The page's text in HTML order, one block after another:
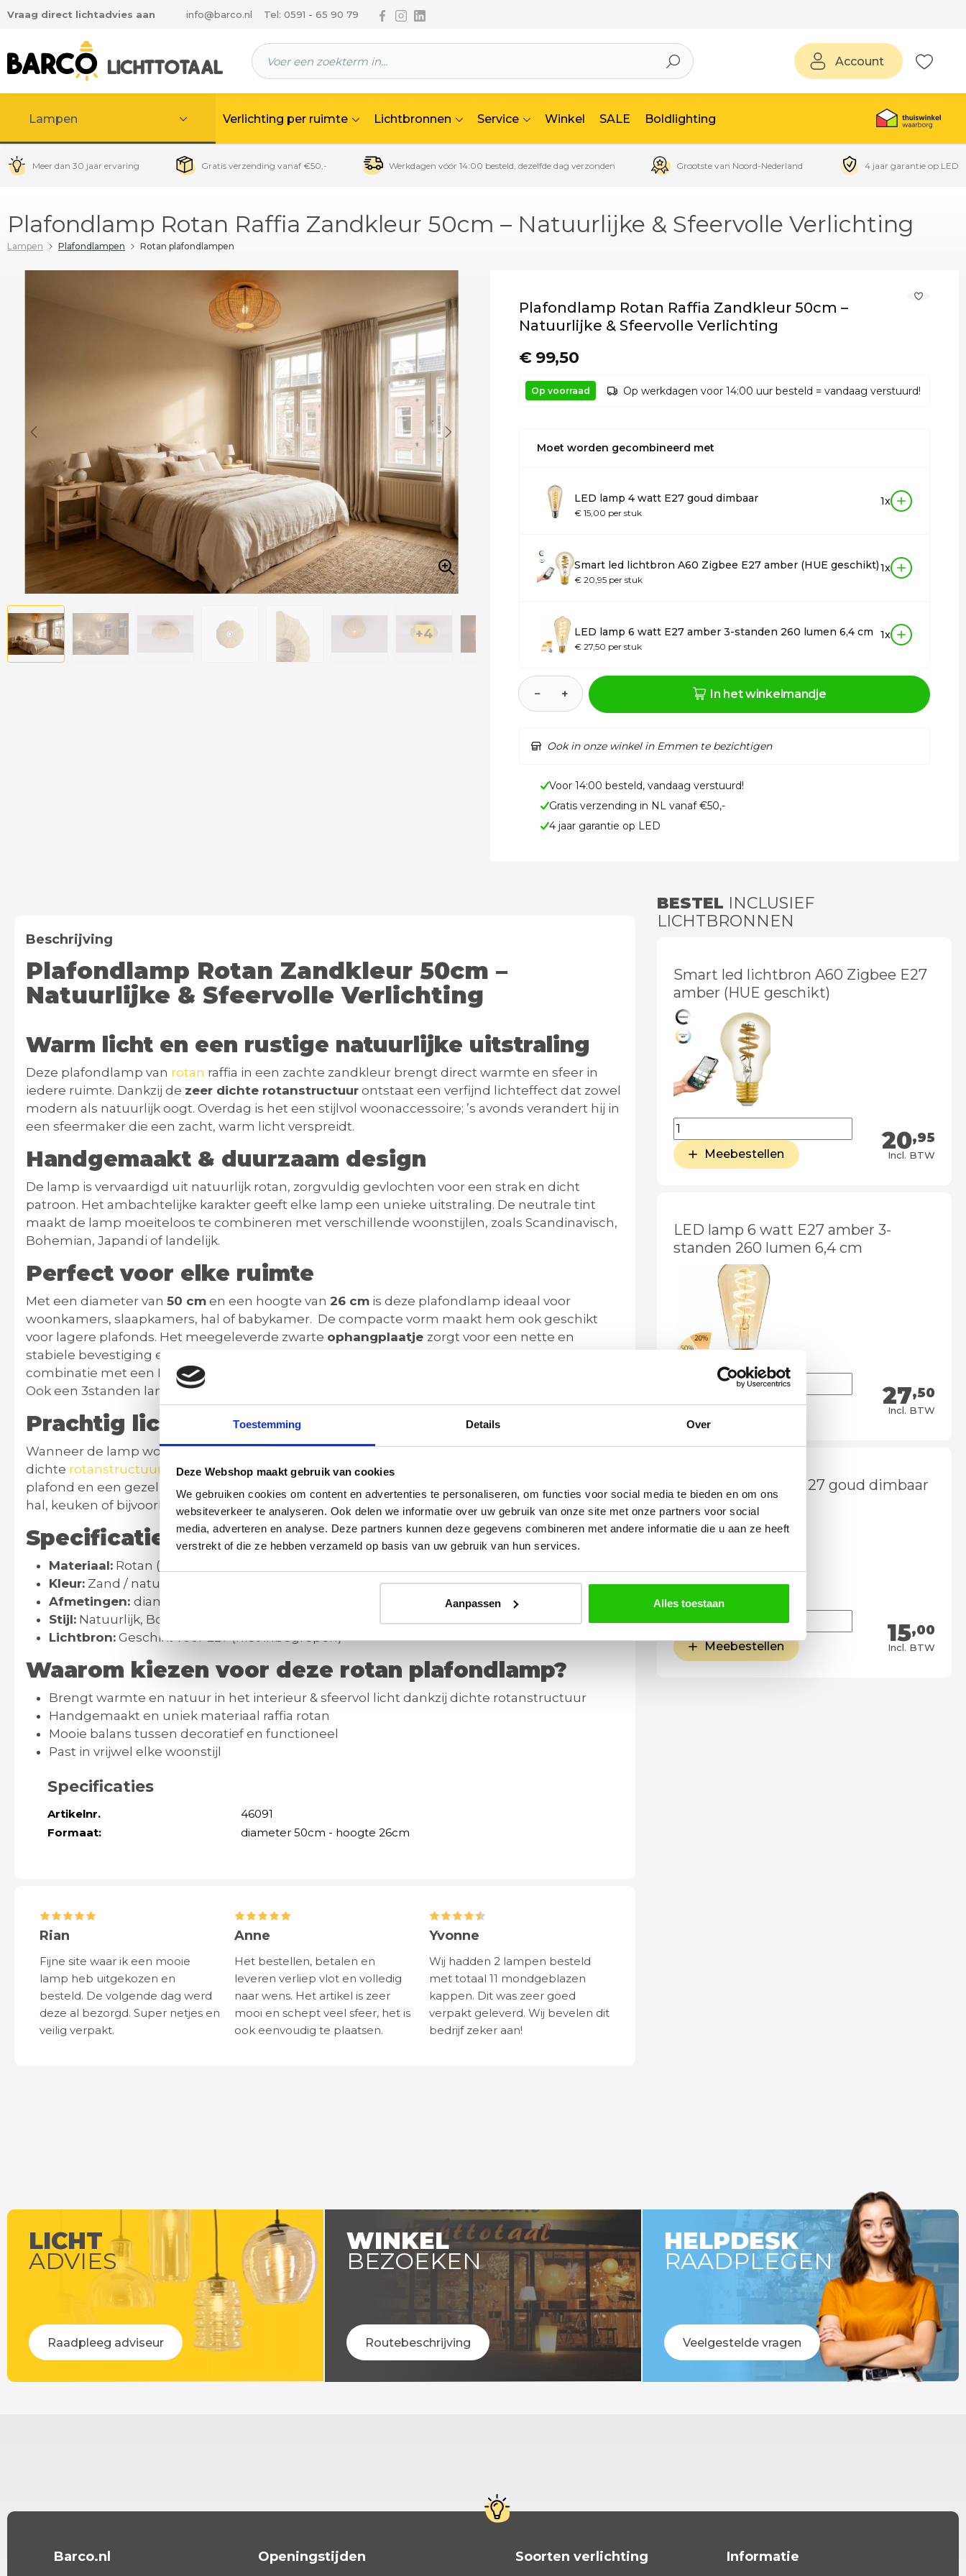
Toestemming Details Over
Deze Webshop maakt gebruik van cookies
We gebruiken cookies om content en advertenties te personaliseren, om functies voor social media te bieden en om ons
websiteverkeer te analyseren. Ook delen we informatie over uw gebruik van onze site met onze partners voor social
media, adverteren en analyse. Deze partners kunnen deze gegevens combineren met andere informatie die u aan ze heeft
verstrekt of die ze hebben verzameld op basis van uw gebruik van hun services.
Aanpassen Alles toestaan
hoofdinhoud
Vraag direct lichtadvies aan info@barco.nl Tel: 0591 - 65 90 79 Volg ons via Facebook
Volg ons via Instagram
Volg ons via Linkedin
Account
Lampen Verlichting per ruimte Lichtbronnen Service Winkel SALE Boldlighting
Meer dan 30 jaar ervaring Gratis verzending vanaf €50,- Werkdagen vóór 14:00 besteld, dezelfde dag verzonden Grootste van Noord-Nederland 4 jaar garantie op LED
Plafondlamp Rotan Raffia Zandkleur 50cm – Natuurlijke & Sfeervolle Verlichting
Lampen Plafondlampen Rotan plafondlampen
Plafondlamp Rotan Raffia Zandkleur 50cm –
Natuurlijke & Sfeervolle Verlichting
€ 99,50
Op voorraad Op werkdagen voor 14:00 uur besteld = vandaag verstuurd!
Moet worden gecombineerd met
LED lamp 4 watt E27 goud dimbaar
€ 15,00 per stuk
1x
Smart led lichtbron A60 Zigbee E27 amber (HUE geschikt)
€ 20,95 per stuk
1x
LED lamp 6 watt E27 amber 3-standen 260 lumen 6,4 cm
€ 27,50 per stuk
1x
− + In het winkelmandje
Ook in onze winkel in Emmen te bezichtigen
Voor 14:00 besteld, vandaag verstuurd!
Gratis verzending in NL vanaf €50,-
4 jaar garantie op LED
Beschrijving
Plafondlamp Rotan Zandkleur 50cm –
Natuurlijke & Sfeervolle Verlichting
Warm licht en een rustige natuurlijke uitstraling
Deze plafondlamp van rotan raffia in een zachte zandkleur brengt direct warmte en sfeer in
iedere ruimte. Dankzij de zeer dichte rotanstructuur ontstaat een verfijnd lichteffect dat zowel
modern als natuurlijk oogt. Overdag is het een stijlvol woonaccessoire; ’s avonds verandert hij in
een sfeermaker die een zacht, warm licht verspreidt.
Handgemaakt & duurzaam design
De lamp is vervaardigd uit natuurlijk rotan, zorgvuldig gevlochten voor een strak en dicht
patroon. Het ambachtelijke karakter geeft elke lamp een unieke uitstraling. De neutrale tint
maakt de lamp moeiteloos te combineren met verschillende woonstijlen, zoals Scandinavisch,
Bohemian, Japandi of landelijk.
Perfect voor elke ruimte
Met een diameter van 50 cm en een hoogte van 26 cm is deze plafondlamp ideaal voor
woonkamers, slaapkamers, hal of babykamer. De compacte vorm maakt hem ook geschikt
voor lagere plafonds. Het meegeleverde zwarte ophangplaatje zorgt voor een nette en
stabiele bevestiging en maakt de lamp in totaal 26cm. Kies voor een dimbare lichtbron in
combinatie met een LED wanddimmer waardoor u de lamp multifunctioneel kunt gebruiken.
Ook een 3standen lamp of een SMART lichtbron geeft u alle opties die u zoekt!
Prachtig lichteffect
Wanneer de lamp wordt ingeschakeld, ontstaat er een warm en sfeervol schijnsel dat door de
dichte rotanstructuur
subtiel wordt gefilterd. Dit zorgt voor prachtige lichte patronen op het
plafond en een gezellige ambiance in de gehele ruimte. Prachtige lamp voor uw woonkamer,
hal, keuken of bijvoorbeeld slaapkamer.
Specificaties
Materiaal: Rotan (zeer dichte structuur)
Kleur: Zand / natuurlijke tint
Afmetingen: diameter 50cm - hoogte totaal 26cm
Stijl: Natuurlijk, Boho, Scandinavisch, Japandi
Lichtbron: Geschikt voor E27 (niet inbegrepen)
Waarom kiezen voor deze rotan plafondlamp?
Brengt warmte en natuur in het interieur & sfeervol licht dankzij dichte rotanstructuur
Handgemaakt en uniek materiaal raffia rotan
Mooie balans tussen decoratief en functioneel
Past in vrijwel elke woonstijl
Specificaties
Artikelnr.
46091
Formaat:
diameter 50cm - hoogte 26cm
Rian
Fijne site waar ik een mooie
lamp heb uitgekozen en
besteld. De volgende dag werd
deze al bezorgd. Super netjes en
veilig verpakt.
Anne
Het bestellen, betalen en
leveren verliep vlot en volledig
naar wens. Het artikel is zeer
mooi en schept veel sfeer, het is
ook eenvoudig te plaatsen.
Yvonne
Wij hadden 2 lampen besteld
met totaal 11 mondgeblazen
kappen. Dit was zeer goed
verpakt geleverd. Wij bevelen dit
bedrijf zeker aan!
BESTEL INCLUSIEF
LICHTBRONNEN
Smart led lichtbron A60 Zigbee E27
amber (HUE geschikt)
20,95
Incl. BTW
Meebestellen
LED lamp 6 watt E27 amber 3-
standen 260 lumen 6,4 cm
27,50
Incl. BTW
Meebestellen
LED lamp 4 watt E27 goud dimbaar
15,00
Incl. BTW
Meebestellen
LICHT
ADVIES
Raadpleeg adviseur
WINKEL
BEZOEKEN
Routebeschrijving
HELPDESK
RAADPLEGEN
Veelgestelde vragen
Barco.nl Openingstijden Soorten verlichting Informatie